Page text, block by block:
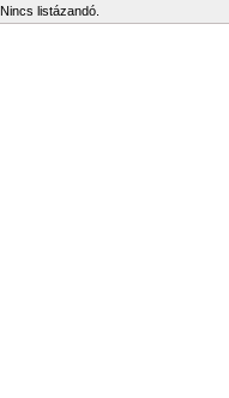
Nincs listázandó.